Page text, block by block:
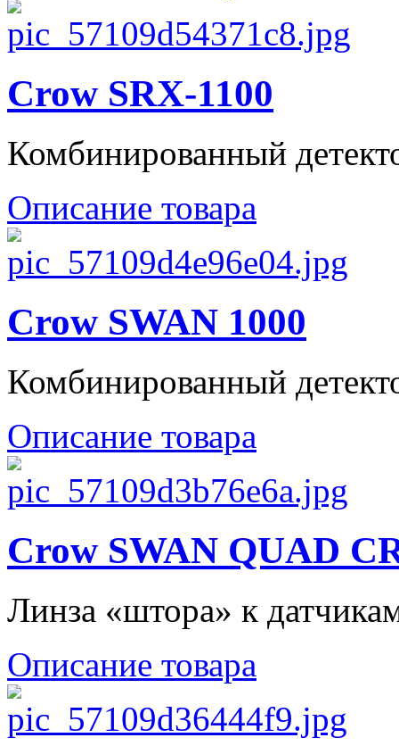
Crow SRX-1100
Комбинированный
Описание товара
Crow SWAN 1000
Комбинированный
Описание товара
Crow SWAN QUAD
Линза «штора» к
Описание товара